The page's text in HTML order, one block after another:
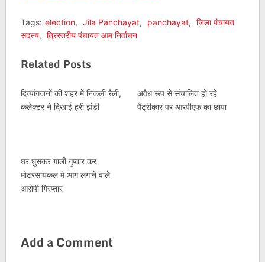
Tags: election, Jila Panchayat, panchayat, जिला पंचायत
सदस्य, त्रिस्तरीय पंचायत आम निर्वाचन
Related Posts
दिव्यांगजनों की शहर में निकली रैली,
कलेक्टर ने दिखाई हरी झंडी
अवैध रूप से संचालित हो रहे
पैंट्रीकार पर आरपीएफ का छापा
घर घुसकर गाली गुप्तार कर
मोटरसायकल मे आग लगाने वाले
आरोपी गिरप्तार
Add a Comment